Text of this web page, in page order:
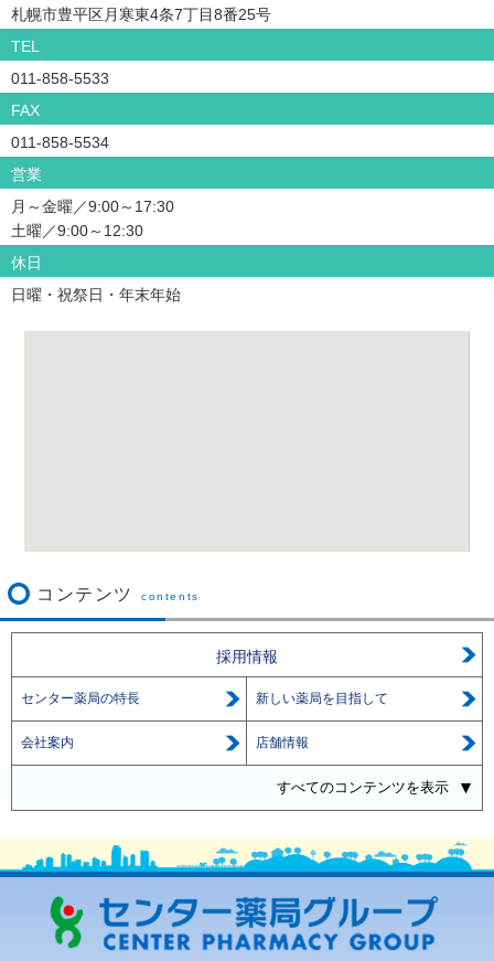
札幌市豊平区月寒東4条7丁目8番25号
TEL
011-858-5533
FAX
011-858-5534
営業
月～金曜／9:00～17:30
土曜／9:00～12:30
休日
日曜・祝祭日・年末年始
コンテンツ contents
採用情報
センター薬局の特長 新しい薬局を目指して
会社案内 店舗情報
すべてのコンテンツを表示